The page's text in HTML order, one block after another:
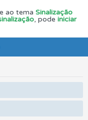
e ao tema Sinalização
, pode iniciar